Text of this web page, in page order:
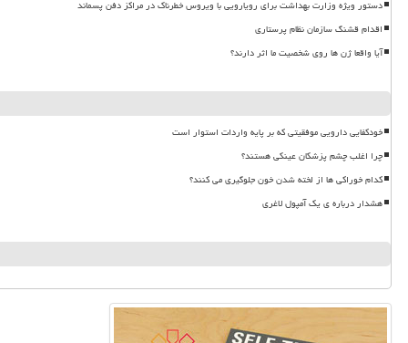
دستور ویژه وزارت بهداشت برای رویارویی با ویروس خطرناک در مراکز دفن پسماند
اقدام قشنگ سازمان نظام پرستاری
آیا واقعا ژن ها روی شخصیت ما اثر دارند؟
خودکفایی دارویی موفقیتی که بر پایه واردات استوار است
چرا اغلب چشم پزشکان عینکی هستند؟
کدام خوراکی ها از لخته شدن خون جلوگیری می کنند؟
هشدار درباره ی یک آمپول لاغری